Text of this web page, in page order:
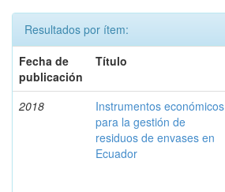
Resultados por ítem:
Fecha de
publicación
Título
2018
Instrumentos económicos
para la gestión de
residuos de envases en
Ecuador